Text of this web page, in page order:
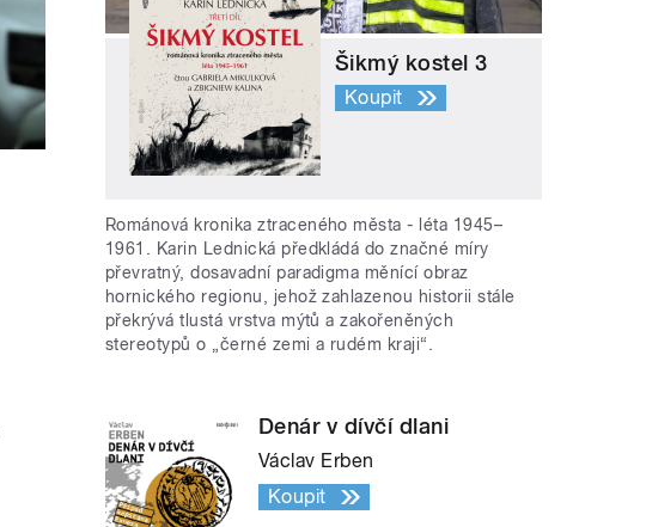
Šikmý kostel 3
Koupit
Románová kronika ztraceného města - léta 1945–
1961. Karin Lednická předkládá do značné míry
převratný, dosavadní paradigma měnící obraz
hornického regionu, jehož zahlazenou historii stále
překrývá tlustá vrstva mýtů a zakořeněných
stereotypů o „černé zemi a rudém kraji“.
Denár v dívčí dlani
Václav Erben
Koupit